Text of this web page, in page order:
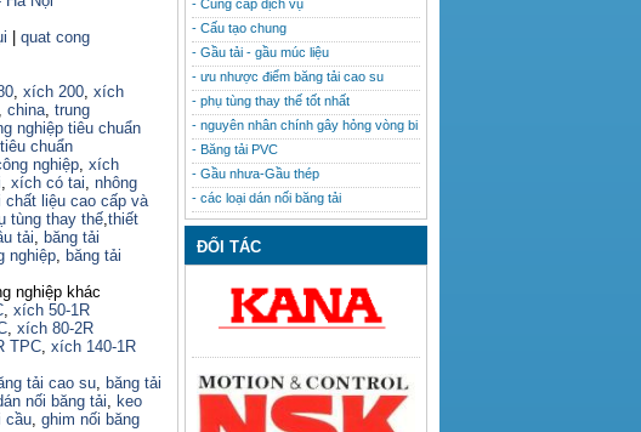
quat cong
, xích 200, xích
china, trung
nghiệp tiêu chuẩn
chuẩn
nghiệp, xích
, xích có tai, nhông
liệu cao cấp và
tùng thay thế,thiết
tải, băng tải
nghiệp, băng tải
nghiệp khác
, xích 50-1R
, xích 80-2R
TPC, xích 140-1R
tải cao su, băng tải
nối băng tải, keo
cầu, ghim nối băng
- Cung cấp dịch vụ
- Cấu tạo chung
- Gầu tải - gầu múc liệu
- ưu nhược điểm băng tải cao su
- phụ tùng thay thế tốt nhất
- nguyên nhân chính gây hỏng vòng bi
- Băng tải PVC
- Gầu nhưa-Gầu thép
- các loại dán nối băng tải
ĐỐI TÁC